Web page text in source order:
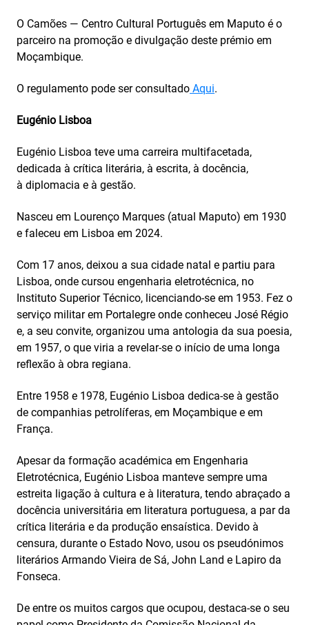
O Camões — Centro Cultural Português em Maputo é o
parceiro na promoção e divulgação deste prémio em
Moçambique.
O regulamento pode ser consultado Aqui.
Eugénio Lisboa
Eugénio Lisboa teve uma carreira multifacetada,
dedicada à crítica literária, à escrita, à docência,
à diplomacia e à gestão.
Nasceu em Lourenço Marques (atual Maputo) em 1930
e faleceu em Lisboa em 2024.
Com 17 anos, deixou a sua cidade natal e partiu para
Lisboa, onde cursou engenharia eletrotécnica, no
Instituto Superior Técnico, licenciando-se em 1953. Fez o
serviço militar em Portalegre onde conheceu José Régio
e, a seu convite, organizou uma antologia da sua poesia,
em 1957, o que viria a revelar-se o início de uma longa
reflexão à obra regiana.
Entre 1958 e 1978, Eugénio Lisboa dedica-se à gestão
de companhias petrolíferas, em Moçambique e em
França.
Apesar da formação académica em Engenharia
Eletrotécnica, Eugénio Lisboa manteve sempre uma
estreita ligação à cultura e à literatura, tendo abraçado a
docência universitária em literatura portuguesa, a par da
crítica literária e da produção ensaística. Devido à
censura, durante o Estado Novo, usou os pseudónimos
literários Armando Vieira de Sá, John Land e Lapiro da
Fonseca.
De entre os muitos cargos que ocupou, destaca-se o seu